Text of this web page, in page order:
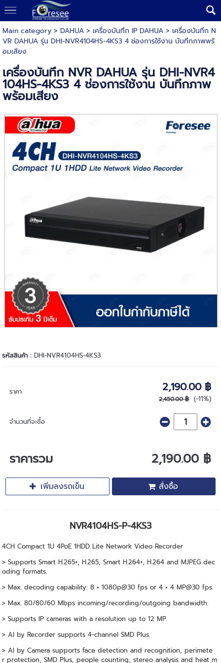
Main category> DAHUA> เครื่องบันทึก IP DAHUA> เครื่องบันทึก N
VR DAHUA รุ่น DHI-NVR4104HS-4KS3 4 ช่องการใช้งาน บันทึกภาพพร้
อมเสียง
เครื่องบันทึก NVR DAHUA รุ่น DHI-NVR4
104HS-4KS3 4 ช่องการใช้งาน บันทึกภาพ
พร้อมเสียง
รหัสสินค้า :DHI-NVR4104HS-4KS3
ราคา 2,190.00 ฿
2,450.00 ฿ (-11%)
จำนวนที่จะซื้อ
ราคารวม 2,190.00 ฿
เพิ่มลงรถเข็น สั่งซื้อ
NVR4104HS-P-4KS3
4CH Compact 1U 4PoE 1HDD Lite Network Video Recorder
> Supports Smart H.265+, H.265, Smart H.264+, H.264 and MJPEG dec
oding formats.
> Max. decoding capability: 8 × 1080p@30 fps or 4 × 4 MP@30 fps.
> Max. 80/80/60 Mbps incoming/recording/outgoing bandwidth.
> Supports IP cameras with a resolution up to 12 MP.
> AI by Recorder supports 4-channel SMD Plus.
> AI by Camera supports face detection and recognition, perimete
r protection, SMD Plus, people counting, stereo analysis and heat m